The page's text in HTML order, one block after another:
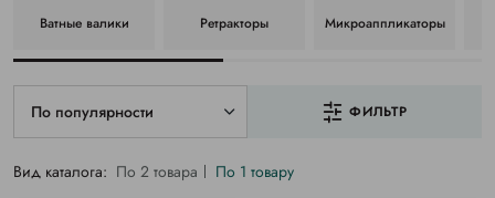
Ватные валики Ретракторы Микроаппликаторы
По популярности ФИЛЬТР
Вид каталога: По 2 товара По 1 товару